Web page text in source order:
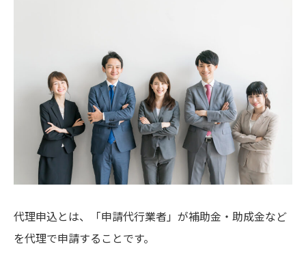
代理申込とは、「申請代行業者」が補助金・助成金など
を代理で申請することです。